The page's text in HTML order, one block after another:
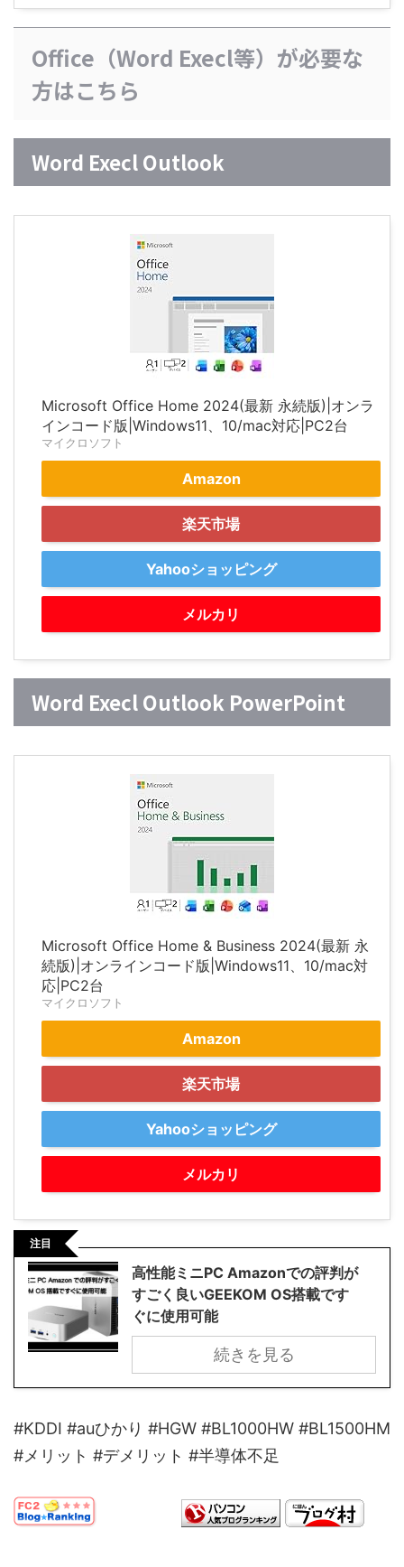
Office（Word Execl等）が必要な
方はこちら
Word Execl Outlook
Microsoft Office Home 2024(最新 永続版)|オンラ
インコード版|Windows11、10/mac対応|PC2台
マイクロソフト
Amazon
楽天市場
Yahooショッピング
メルカリ
Word Execl Outlook PowerPoint
Microsoft Office Home & Business 2024(最新 永
続版)|オンラインコード版|Windows11、10/mac対
応|PC2台
マイクロソフト
Amazon
楽天市場
Yahooショッピング
メルカリ
注目
高性能ミニPC Amazonでの評判が
すごく良いGEEKOM OS搭載です
ぐに使用可能
続きを見る
#KDDI #auひかり #HGW #BL1000HW #BL1500HM
#メリット #デメリット #半導体不足